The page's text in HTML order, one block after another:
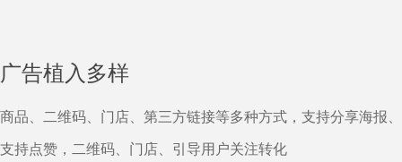
广告植入多样
商品、二维码、门店、第三方链接等多种方式，支持分享海报、
支持点赞，二维码、门店、引导用户关注转化